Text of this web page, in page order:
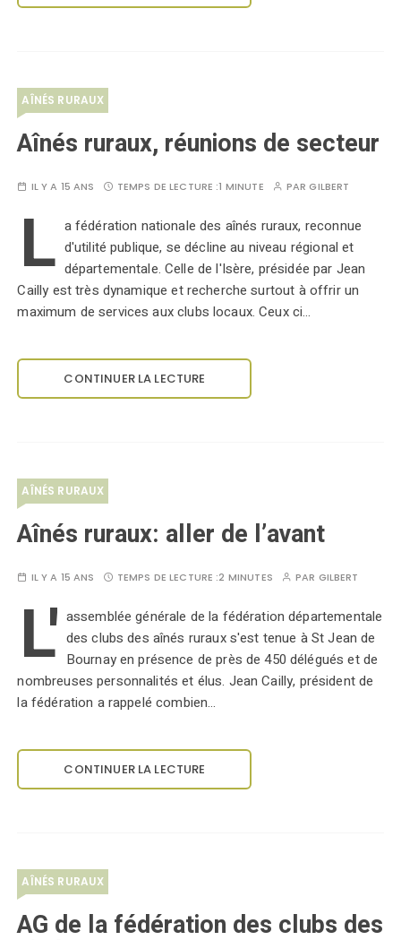
AÎNÉS RURAUX
Aînés ruraux, réunions de secteur
IL Y A 15 ANS TEMPS DE LECTURE :1 MINUTE PARGILBERT
L a fédération nationale des aînés ruraux, reconnue
d'utilité publique, se décline au niveau régional et
départementale. Celle de l'Isère, présidée par Jean
Cailly est très dynamique et recherche surtout à offrir un
maximum de services aux clubs locaux. Ceux ci…
CONTINUER LA LECTURE
AÎNÉS RURAUX
Aînés ruraux: aller de l’avant
IL Y A 15 ANS TEMPS DE LECTURE :2 MINUTES PAR GILBERT
L' assemblée générale de la fédération départementale
des clubs des aînés ruraux s'est tenue à St Jean de
Bournay en présence de près de 450 délégués et de
nombreuses personnalités et élus. Jean Cailly, président de
la fédération a rappelé combien…
CONTINUER LA LECTURE
AÎNÉS RURAUX
AG de la fédération des clubs des